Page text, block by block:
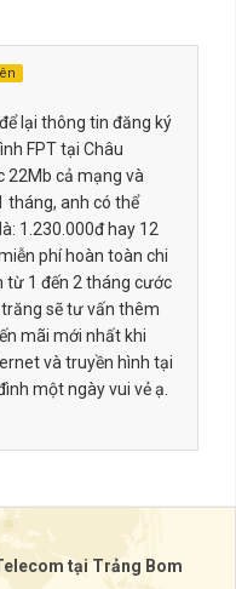
lại thông tin đăng ký
FPT tại Châu
22Mb cả mạng và
tháng, anh có thể
1.230.000đ hay 12
phí hoàn toàn chi
từ 1 đến 2 tháng cước
sẽ tư vấn thêm
mãi mới nhất khi
và truyền hình tại
một ngày vui vẻ ạ.
tại Trảng Bom